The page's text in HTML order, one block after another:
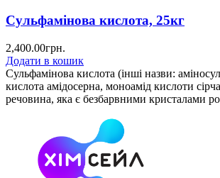
Сульфамінова кислота, 25кг
2,400.00грн.
Додати в кошик
Сульфамінова кислота (інші назви:
кислота амідосерна, моноамід кислоти
речовина, яка є безбарвними кристалами